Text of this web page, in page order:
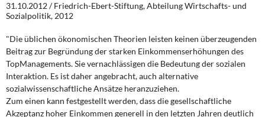
Wirtschaftspolitik
Steuer- und Finanzpolitik
Öffentliche Infrastruktur und Daseinsvorsorge
Eurokrise und Griechenland
31.10.2012 / Friedrich-Ebert-Stiftung, Abteilung Wirtschafts- und
Sozialpolitik, 2012
"Die üblichen ökonomischen Theorien leisten keinen überzeugenden
Beitrag zur Begründung der starken Einkommenserhöhungen des
TopManagements. Sie vernachlässigen die Bedeutung der sozialen
Interaktion. Es ist daher angebracht, auch alternative
sozialwissenschaftliche Ansätze heranzuziehen.
Zum einen kann festgestellt werden, dass die gesellschaftliche
Akzeptanz hoher Einkommen generell in den letzten Jahren deutlich